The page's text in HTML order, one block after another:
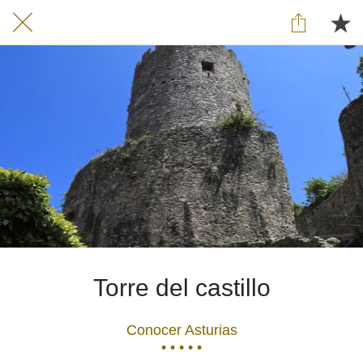
Torre del castillo
Conocer Asturias
• • • • •